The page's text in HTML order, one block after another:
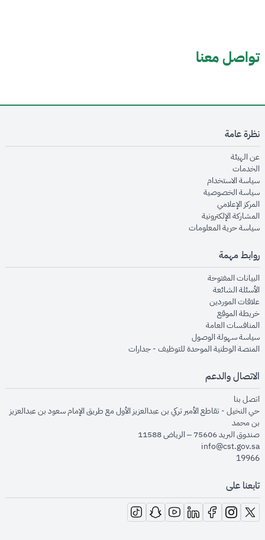
تواصل معنا
نظرة عامة
عن الهيئةopens in new window
الخدماتopens in new window
سياسة الاستخدام
سياسة الخصوصيةopens in new window
المركز الإعلاميopens in new window
المشاركة الإلكترونيةopens in new window
سياسة حرية المعلوماتopens in new window
روابط مهمة
البيانات المفتوحةopens in new window
الأسئلة الشائعةopens in new window
علاقات الموردينopens in new window
خريطة الموقعopens in new window
المنافسات العامةopens in new window
سياسة سهولة الوصولopens in new window
المنصة الوطنية الموحدة للتوظيف - جداراتopens in new window
الاتصال والدعم
اتصل بنا
حي النخيل - تقاطع الأمير تركي بن عبدالعزيز الأول مع طريق الإمام سعود بن عبدالعزيز
بن محمد
صندوق البريد 75606 – الرياض 11588
info@cst.gov.sa
19966
تابعنا على
opens in new window
opens in new window
opens in new window
opens in new window
opens in new window
opens in new window
opens in new window